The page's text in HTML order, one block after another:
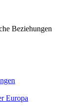
Beziehungen
Europa